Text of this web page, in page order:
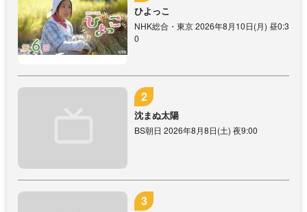
ひよっこ
NHK総合・東京 2026年8月10日(月) 昼0:3
0
沈まぬ太陽
BS朝日 2026年8月8日(土) 夜9:00